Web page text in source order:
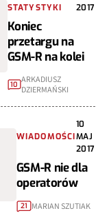
STATYSTYKI
2017
Koniec
przetargu na
GSM-R na kolei
10 ARKADIUSZ
DZIERMAŃSKI
WIADOMOŚCI
10
MAJ
2017
GSM-R nie dla
operatorów
21 MARIAN SZUTIAK